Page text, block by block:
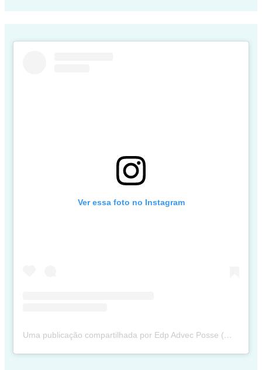
Ver essa foto no Instagram
Uma publicação compartilhada por Edp Advec Posse (@edpadvecposse)